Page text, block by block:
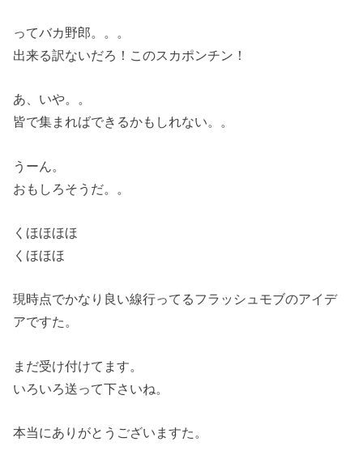
ってバカ野郎。。。
出来る訳ないだろ！このスカポンチン！
あ、いや。。
皆で集まればできるかもしれない。。
うーん。
おもしろそうだ。。
くほほほほ
くほほほ
現時点でかなり良い線行ってるフラッシュモブのアイデ
アですた。
まだ受け付けてます。
いろいろ送って下さいね。
本当にありがとうございますた。